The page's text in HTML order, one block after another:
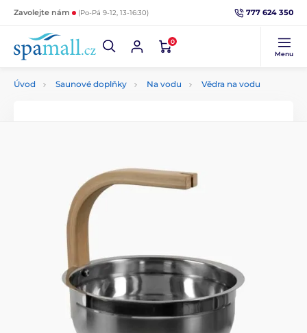
Zavolejte nám (Po-Pá 9-12, 13-16:30) 777 624 350
0
Menu
Úvod Saunové doplňky Na vodu Vědra na vodu